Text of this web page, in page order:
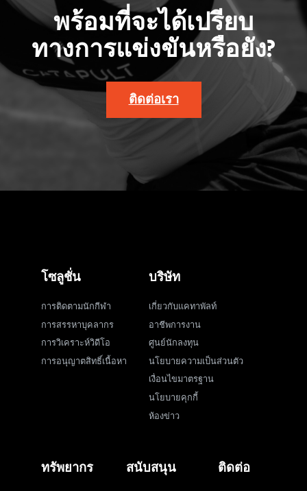
พร้อมที่จะได้เปรียบ
ทางการแข่งขันหรือยัง?
ติดต่อเรา
โซลูชั่น
การติดตามนักกีฬา
การสรรหาบุคลากร
การวิเคราะห์วิดีโอ
การอนุญาตสิทธิ์เนื้อหา
บริษัท
เกี่ยวกับแคทาพัลท์
อาชีพการงาน
ศูนย์นักลงทุน
นโยบายความเป็นส่วนตัว
เงื่อนไขมาตรฐาน
นโยบายคุกกี้
ห้องข่าว
ทรัพยากร สนับสนุน ติดต่อ